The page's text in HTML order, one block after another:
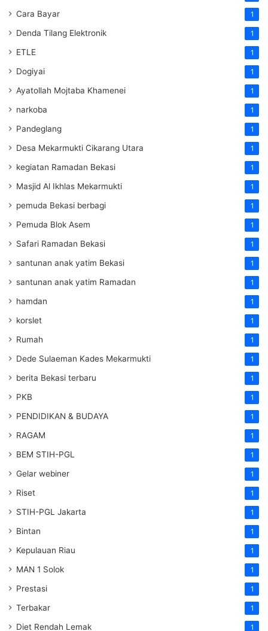
Cara Bayar 1
Denda Tilang Elektronik 1
ETLE 1
Dogiyai 1
Ayatollah Mojtaba Khamenei 1
narkoba 1
Pandeglang 1
Desa Mekarmukti Cikarang Utara 1
kegiatan Ramadan Bekasi 1
Masjid Al Ikhlas Mekarmukti 1
pemuda Bekasi berbagi 1
Pemuda Blok Asem 1
Safari Ramadan Bekasi 1
santunan anak yatim Bekasi 1
santunan anak yatim Ramadan 1
hamdan 1
korslet 1
Rumah 1
Dede Sulaeman Kades Mekarmukti 1
berita Bekasi terbaru 1
PKB 1
PENDIDIKAN & BUDAYA 1
RAGAM 1
BEM STIH-PGL 1
Gelar webiner 1
Riset 1
STIH-PGL Jakarta 1
Bintan 1
Kepulauan Riau 1
MAN 1 Solok 1
Prestasi 1
Terbakar 1
Diet Rendah Lemak 1